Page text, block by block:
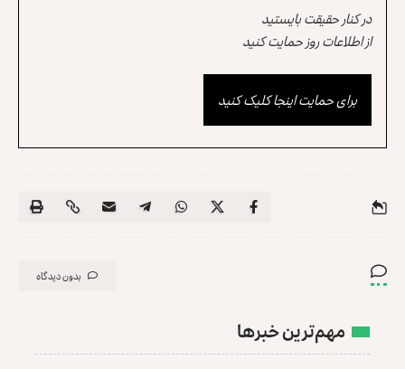
در کنار حقیقت بایستید
از اطلاعات روز حمایت کنید
برای حمایت اینجا کلیک کنید
بدون دیدگاه
مهم‌ترین خبرها